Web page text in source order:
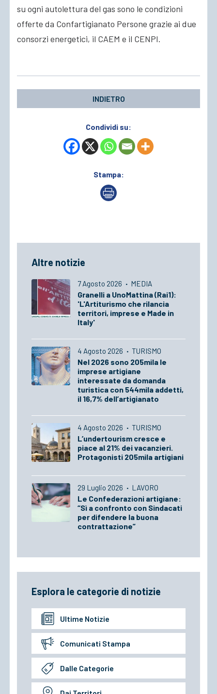
su ogni autolettura del gas sono le condizioni
offerte da Confartigianato Persone grazie ai due
consorzi energetici, il CAEM e il CENPI.
INDIETRO
Condividi su:
Stampa:
Altre notizie
7 Agosto 2026 · MEDIA
Granelli a UnoMattina (Rai1):
'L'Artiturismo che rilancia
territori, imprese e Made in
Italy'
4 Agosto 2026 · TURISMO
Nel 2026 sono 205mila le
imprese artigiane
interessate da domanda
turistica con 544mila addetti,
il 16,7% dell’artigianato
4 Agosto 2026 · TURISMO
L’undertourism cresce e
piace al 21% dei vacanzieri.
Protagonisti 205mila artigiani
29 Luglio 2026 · LAVORO
Le Confederazioni artigiane:
“Sì a confronto con Sindacati
per difendere la buona
contrattazione”
Esplora le categorie di notizie
Ultime Notizie
Comunicati Stampa
Dalle Categorie